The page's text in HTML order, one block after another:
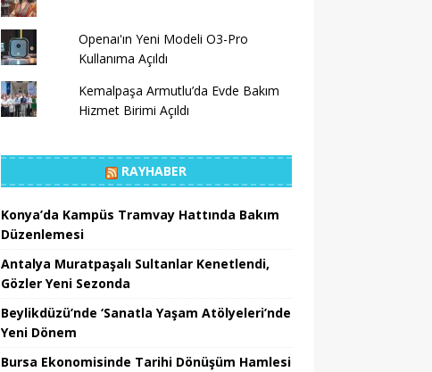
Openaı'ın Yeni Modeli O3-Pro
Kullanıma Açıldı
Kemalpaşa Armutlu’da Evde Bakım
Hizmet Birimi Açıldı
RAYHABER
Konya’da Kampüs Tramvay Hattında Bakım
Düzenlemesi
Antalya Muratpaşalı Sultanlar Kenetlendi,
Gözler Yeni Sezonda
Beylikdüzü’nde ‘Sanatla Yaşam Atölyeleri’nde
Yeni Dönem
Bursa Ekonomisinde Tarihi Dönüşüm Hamlesi